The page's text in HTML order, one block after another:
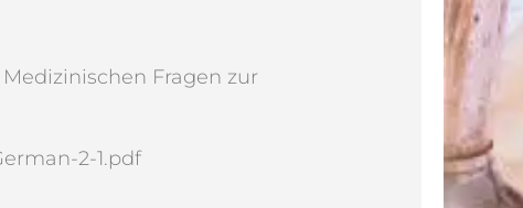
Fragen zur
2-1.pdf